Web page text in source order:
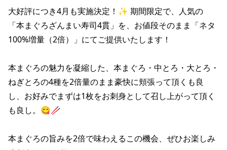
せんと
海老どて食堂
華花
業績推移
財政状況
株式情報
IRライブラリ
決算短信
有価証券報告書等法定開示資料
株主総会関連資料
株価情報
株主優待
ご意見・アンケート（ご来店の方）
プライバシーポリシー
リンク集
サイトマップ
大好評につき4月も実施決定！✨ 期間限定で、人気の
「本まぐろざんまい寿司4貫」を、お値段そのまま「ネタ
100%増量（2倍）」にてご提供いたします！
本まぐろの魅力を凝縮した、本まぐろ・中とろ・大とろ・
ねぎとろの4種を2倍量のまま豪快に頬張って頂くも良
し、お好みでまずは1枚をお刺身として召し上がって頂く
も良し。😋🥢
本まぐろの旨みを2倍で味わえるこの機会、ぜひお楽しみ